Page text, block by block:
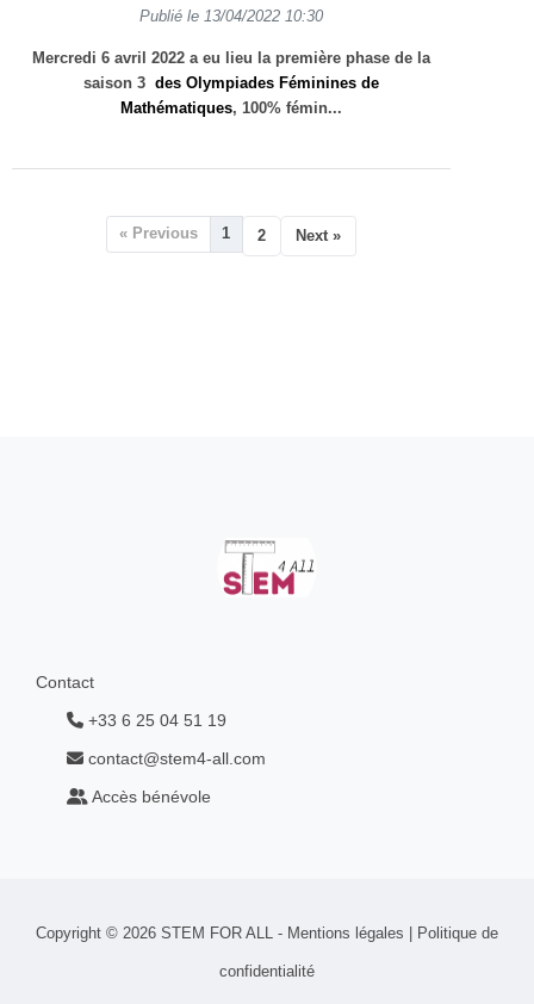
Publié le 13/04/2022 10:30
Mercredi 6 avril 2022 a eu lieu la première phase de la
saison 3 des Olympiades Féminines de
Mathématiques, 100% fémin...
« Previous 1 2 Next »
Contact
+33 6 25 04 51 19
contact@stem4-all.com
Accès bénévole
Copyright © 2026 STEM FOR ALL - Mentions légales Politique de
confidentialité